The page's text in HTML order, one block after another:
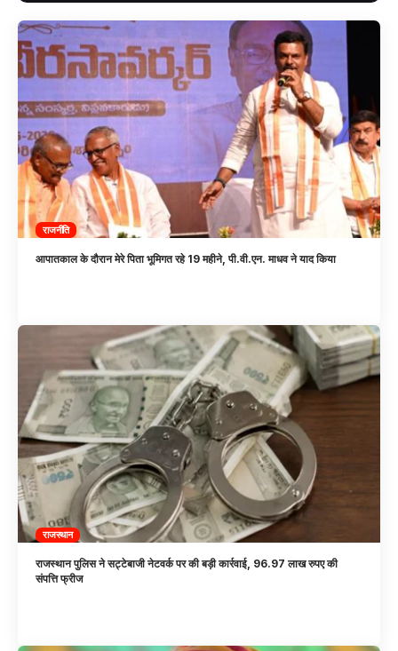
राजनीति
आपातकाल के दौरान मेरे पिता भूमिगत रहे 19 महीने, पी.वी.एन. माधव ने याद किया
राजस्थान
राजस्थान पुलिस ने सट्टेबाजी नेटवर्क पर की बड़ी कार्रवाई, 96.97 लाख रुपए की
संपत्ति फ्रीज